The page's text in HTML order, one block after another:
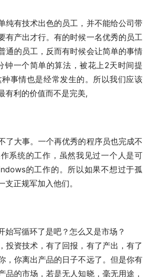
纯有技术出色的员工，并不能给公司带
有产出才行。有的时候一名优秀的员工
通的员工，反而有时候会让简单的事情
钟一个简单的算法，被花上2天时间提
事情也是经常发生的。所以我们应该
有利的价值而不是完美,
了大事。一个再优秀的程序员也完成不
系统的工作，虽然我见过一个人是可
的工作的。所以如果不想过于孤
正规军加入他们。
始写循环了是吧？怎么又是市场？
投资技术，有了回报，有了产出，有了
，你离出产品的日子不远了。但是你有
品的市场，若是无人知晓，毫无用途，